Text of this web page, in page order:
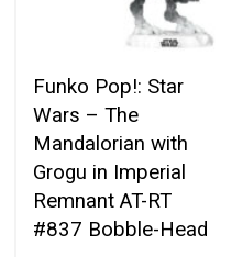
Funko Pop!: Star
Wars – The
Mandalorian with
Grogu in Imperial
Remnant AT-RT
#837 Bobble-Head